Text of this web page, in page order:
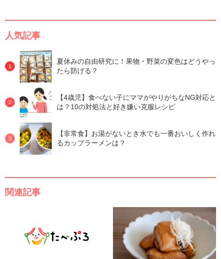
人気記事
夏休みの自由研究に！果物・野菜の変色はどうやっ
たら防げる？
【4歳児】食べない子にママがやりがちなNG対応と
は？10の対処法と好き嫌い克服レシピ
【非常食】お湯がないとき水でも一番おいしく作れ
るカップラーメンは？
関連記事